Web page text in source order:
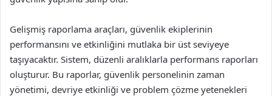
Gelişmiş raporlama araçları, güvenlik ekiplerinin
performansını ve etkinliğini mutlaka bir üst seviyeye
taşıyacaktır. Sistem, düzenli aralıklarla performans raporları
oluşturur. Bu raporlar, güvenlik personelinin zaman
yönetimi, devriye etkinliği ve problem çözme yetenekleri